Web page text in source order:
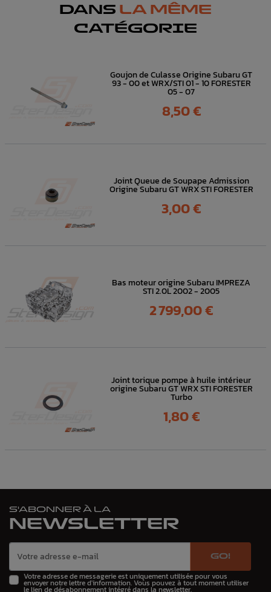
DANS LA MÊME
CATÉGORIE
Goujon de Culasse Origine Subaru GT
93 - 00 et WRX/STI 01 - 10 FORESTER
05 - 07
Prix
8,50 €
Joint Queue de Soupape Admission
Origine Subaru GT WRX STI FORESTER
Prix
3,00 €
Bas moteur origine Subaru IMPREZA
STI 2.0L 2002 - 2005
Prix
2 799,00 €
Joint torique pompe à huile intérieur
origine Subaru GT WRX STI FORESTER
Turbo
Prix
1,80 €
S'ABONNER À LA
NEWSLETTER
GO!
Votre adresse de messagerie est uniquement utilisée pour vous
envoyer notre lettre d'information. Vous pouvez à tout moment utiliser
le lien de désabonnement intégré dans la newsletter.